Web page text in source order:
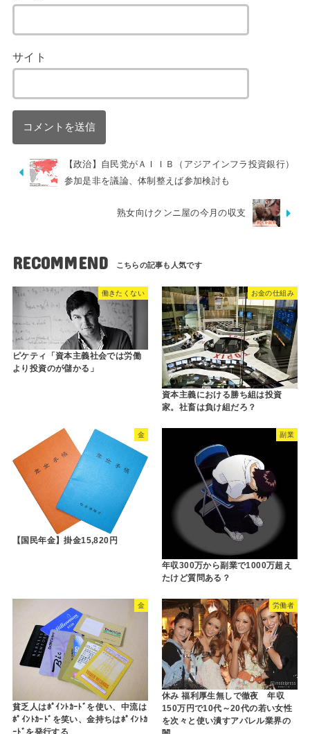
サイト
【政治】自民党がＡＩＩＢ（アジアインフラ投資銀行）
参加是非を議論、体制整えば参加検討も
熟女向けクンニ屋の今月の収支
RECOMMEND
働きたくない
ピケティ「資本主義社会では労働
より投資のが儲かる」
お金の仕組み
資本主義における勝ち組は投資
家。社畜は負け組だろ？
金
【国民年金】掛金15,820円
副業
年収300万から副業で1000万超え
たけど質問ある？
金
貧乏人はﾎﾟｲﾝﾄｶｰﾄﾞを使い、中流は
ﾎﾟｲﾝﾄｶｰﾄﾞを笑い、金持ちはﾎﾟｲﾝﾄｶ
労働者
休み 福利厚生無しで徹夜 年収
150万円で10代～20代の若い女性
を次々と使い潰すアパレル業界の